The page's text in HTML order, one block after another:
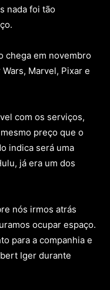
nada foi tão
chega em novembro
Marvel, Pixar e
com os serviços,
preço que o
indica será uma
já era um dos
nós irmos atrás
ocupar espaço.
para a companhia e
Iger durante